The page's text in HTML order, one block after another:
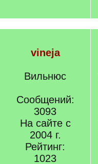
vineja
Вильнюс
Сообщений:
3093
На сайте с
2004 г.
Рейтинг:
1023